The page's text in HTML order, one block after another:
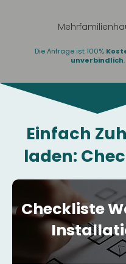
Die Anfrage ist 100%
unverbindlich.
Einfach
laden:
Checkliste